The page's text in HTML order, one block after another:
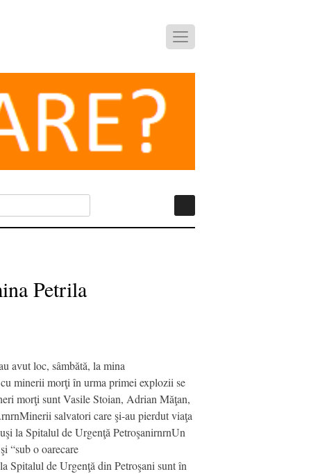
Petrila
avut loc, sâmbătă, la mina
minerii morţi în urma primei explozii se
morţi sunt Vasile Stoian, Adrian Măţan,
salvatori care şi-au pierdut viaţa
la Spitalul de Urgenţă PetroşanirnrnUn
“sub o oarecare
Spitalul de Urgenţă din Petroşani sunt în